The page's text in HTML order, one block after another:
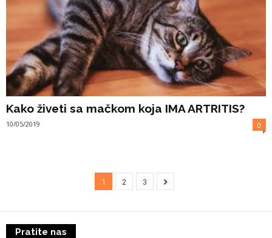
Kako živeti sa mačkom koja IMA ARTRITIS?
10/05/2019 0
1 2 3
Pratite nas